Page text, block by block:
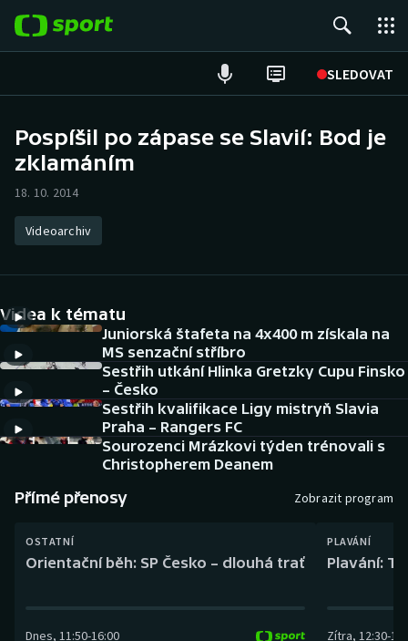
SLEDOVAT
Hokej
Atletika
DALŠÍ SPORTY
Americký fotbal
Baseball a softbal
Biatlon
Boby a skeleton
NEPŘEHLÉDNĚTE
Historické návraty
Aplikace ČT sport
AZ kvíz
Pospíšil po zápase se Slavií: Bod je
zklamáním
18. 10. 2014
Videoarchiv
Videa k tématu
Juniorská štafeta na 4x400 m získala na
MS senzační stříbro
Sestřih utkání Hlinka Gretzky Cupu Finsko
– Česko
Sestřih kvalifikace Ligy mistryň Slavia
Praha – Rangers FC
Sourozenci Mrázkovi týden trénovali s
Christopherem Deanem
Přímé přenosy Zobrazit program
OSTATNÍ
Orientační běh: SP Česko – dlouhá trať
Dnes, 11:50-16:00
PLAVÁNÍ
Plavání:
Zítra, 12:30-